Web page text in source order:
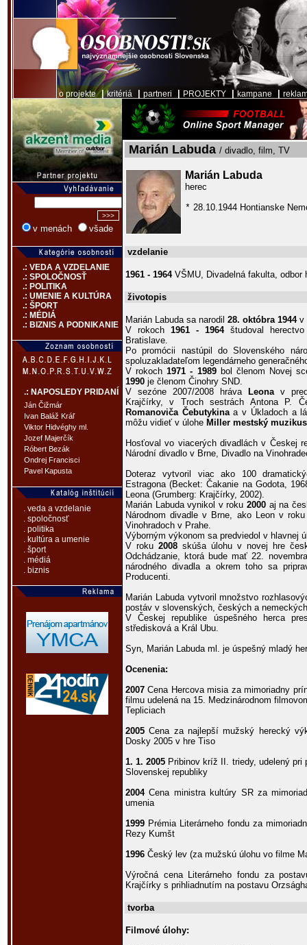
o projekte|kritériá partneri PROJEKTY kampane
v menách všade
.: VEDA A VZDELANIE
.: SPOLOČNOSŤ
.: POLITIKA
.: UMENIE A KULTÚRA
.: ŠPORT
.: MÉDIÁ
.: BIZNIS A PODNIKANIE
.: NAPOSLEDY PRIDANÍ
Ján Čižmár
Ivan Baláž Kráľ
Viktor Hidvéghy ml.
Jozef Majerčík
Róbert Bezák
Ondrej Francisci
Pavel Kapusta
. veda a vzdelanie
. spoločnosť
. politika
. kultúra a umenie
. šport
. médiá
. biznis
Marián Labuda / divadlo, film, TV
Marián Labuda
herec
* 28.10.1944 Hontianske
vzdelanie
1961 - 1964VŠMU, Divadelná fakulta, odbor
životopis
Marián Labuda sa narodil 28. októbra 1944v
V rokoch 1961 - 1964študoval
Bratislave.
Po promócii nastúpil do Slovenského
spoluzakladateľom legendárneho
V rokoch1971 - 1989bol členom Novej
1990 je členom Činohry SND.
V sezóne 2007/2008 hráva
Leonav
Krajčírky, v Troch sestrách Antona P.
Romanoviča Čebutykinaa v Úkladoch a
môžu vidieť v úlohe Miller mestský muzikus
Hosťoval vo viacerých divadlách v Českej
Národní divadlo v Brne, Divadlo na
Doteraz vytvoril viac ako 100
Estragona (Becket: Čakanie na Godota,
Leona (Grumberg: Krajčírky, 2002).
Marián Labuda vynikol v roku2000 aj na
Národnom divadle v Brne, ako Leon v
Vinohradoch v Prahe.
Výborným výkonom sa predviedol v hlavnej
V roku 2008 skúša úlohu v novej hre
Odchádzanie, ktorá bude mať 22.
národného divadla a okrem toho sa
Producenti.
Marián Labuda vytvoril množstvo
postáv v slovenských, českých a
V Českej republike úspešného herca
středisková a Král Ubu.
Syn, Marián Labuda ml. je úspešný mladý
Ocenenia:
2007 Cena Hercova misia za mimoriadny
filmu udelená na 15. Medzinárodnom
Tepliciach
2005 Cena za najlepší mužský herecký
Dosky 2005 v hre Tiso
1. 1. 2005 Pribinov kríž II. triedy, udelený
Slovenskej republiky
2004Cena ministra kultúry SR za
umenia
1999 Prémia Literárneho fondu za
Rezy Kumšt
1996 Český lev (za mužskú úlohu vo filme
Výročná cena Literárneho fondu za
Krajčírky s prihliadnutím na postavu
tvorba
Filmové úlohy: